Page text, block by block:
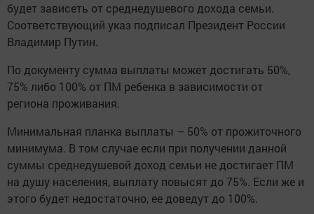
будет зависеть от среднедушевого дохода семьи.
Соответствующий указ подписал Президент России
Владимир Путин.
По документу сумма выплаты может достигать 50%,
75% либо 100% от ПМ ребенка в зависимости от
региона проживания.
Минимальная планка выплаты – 50% от прожиточного
минимума. В том случае если при получении данной
суммы среднедушевой доход семьи не достигает ПМ
на душу населения, выплату повысят до 75%. Если же и
этого будет недостаточно, ее доведут до 100%.